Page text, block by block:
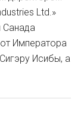
Ltd.»
Санада
Императора
Исибы, а